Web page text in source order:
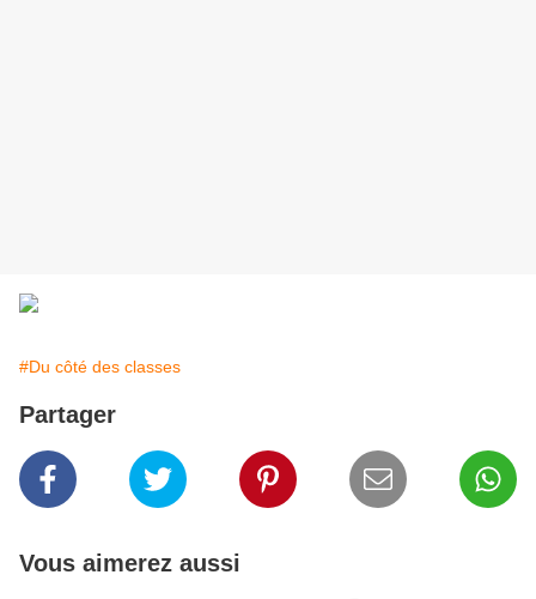
#Du côté des classes
Partager
Vous aimerez aussi